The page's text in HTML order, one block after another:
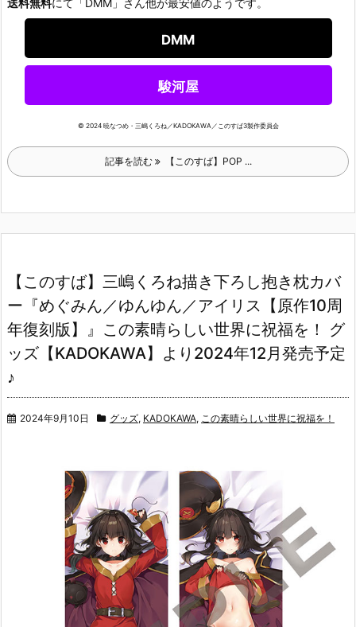
送料無料にて「DMM」さん他が最安値のようです。
DMM
駿河屋
© 2024 暁なつめ・三嶋くろね／KADOKAWA／このすば3製作委員会
記事を読む 【このすば】POP ...
【このすば】三嶋くろね描き下ろし抱き枕カバ
ー『めぐみん／ゆんゆん／アイリス【原作10周
年復刻版】』この素晴らしい世界に祝福を！ グ
ッズ【KADOKAWA】より2024年12月発売予定
♪
2024年9月10日 グッズ, KADOKAWA, この素晴らしい世界に祝福を！